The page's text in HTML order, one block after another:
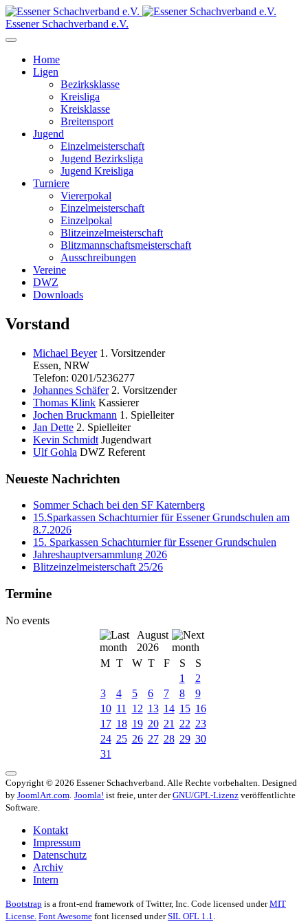
Essener Schachverband e.V.
Home
Ligen
Bezirksklasse
Kreisliga
Kreisklasse
Breitensport
Jugend
Einzelmeisterschaft
Jugend Bezirksliga
Jugend Kreisliga
Turniere
Viererpokal
Einzelmeisterschaft
Einzelpokal
Blitzeinzelmeisterschaft
Blitzmannschaftsmeisterschaft
Ausschreibungen
Vereine
DWZ
Downloads
Vorstand
Michael Beyer1. Vorsitzender
Essen, NRW
Telefon: 0201/5236277
Johannes Schäfer2. Vorsitzender
Thomas Klink Kassierer
Jochen Bruckmann 1. Spielleiter
Jan Dette 2. Spielleiter
Kevin Schmidt Jugendwart
Ulf Gohla DWZ Referent
Neueste Nachrichten
Sommer Schach bei den SF Katernberg
15.Sparkassen Schachturnier für Essener Grundschulen am
8.7.2026
15. Sparkassen Schachturnier für Essener Grundschulen
Jahreshauptversammlung 2026
Blitzeinzelmeisterschaft 25/26
Termine
No events
August
2026
M T W T F S
S
1
2
3
4 5 6 7 8
9
10 11 12 13 14 15 16
17 18 19 20 21 22 23
24 25 26 27 28 29 30
31
Copyright © 2026 Essener Schachverband. Alle Rechte vorbehalten. Designed
by JoomlArt.com Joomla! ist freie, unter derGNU/GPL-Lizenz veröffentlichte
Software.
Kontakt
Impressum
Datenschutz
Archiv
Intern
Bootstrap is a front-end framework of Twitter, Inc. Code licensed underMIT
License. Font Awesome font licensed underSIL OFL 1.1